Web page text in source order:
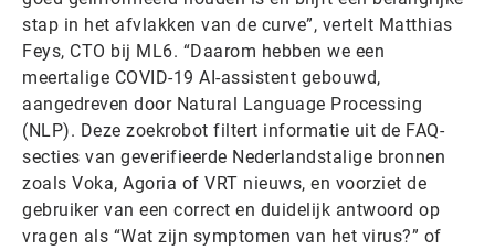
stap in het afvlakken van de curve”, vertelt Matthias
Feys, CTO bij ML6. “Daarom hebben we een
meertalige COVID-19 AI-assistent gebouwd,
aangedreven door Natural Language Processing
(NLP). Deze zoekrobot filtert informatie uit de FAQ-
secties van geverifieerde Nederlandstalige bronnen
zoals Voka, Agoria of VRT nieuws, en voorziet de
gebruiker van een correct en duidelijk antwoord op
vragen als “Wat zijn symptomen van het virus?” of